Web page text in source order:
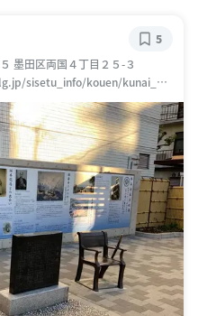
墨田区両国４丁目２５-３
sisetu_info/kouen/kunai_pa
5